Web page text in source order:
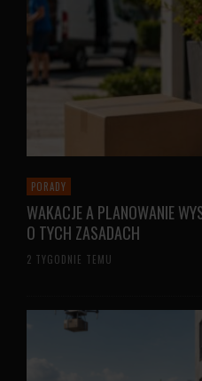
PORADY
WAKACJE A PLANOWANIE
O TYCH ZASADACH
2 TYGODNIE TEMU